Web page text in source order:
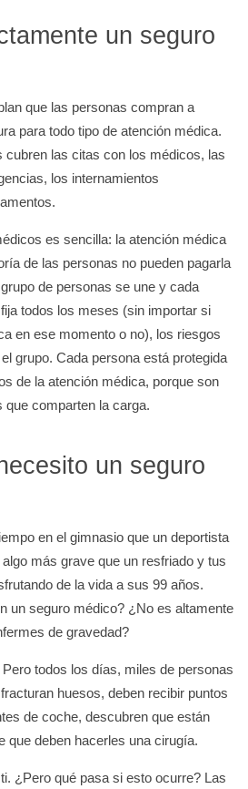
un seguro
que las personas compran a
para todo tipo de atención médica.
cubren las citas con los médicos, las
los internamientos
es sencilla: la atención médica
de las personas no pueden pagarla
de personas se une y cada
todos los meses (sin importar si
en ese momento o no), los riesgos
grupo. Cada persona está protegida
de la atención médica, porque son
comparten la carga.
un seguro
en el gimnasio que un deportista
más grave que un resfriado y tus
de la vida a sus 99 años.
un seguro médico? ¿No es altamente
de gravedad?
todos los días, miles de personas
huesos, deben recibir puntos
de coche, descubren que están
que deben hacerles una cirugía.
¿Pero qué pasa si esto ocurre? Las